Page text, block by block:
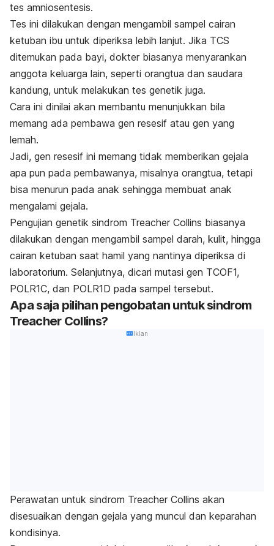
tes amniosentesis.
Tes ini dilakukan dengan mengambil sampel cairan
ketuban ibu untuk diperiksa lebih lanjut. Jika TCS
ditemukan pada bayi, dokter biasanya menyarankan
anggota keluarga lain, seperti orangtua dan saudara
kandung, untuk melakukan tes genetik juga.
Cara ini dinilai akan membantu menunjukkan bila
memang ada pembawa gen resesif atau gen yang
lemah.
Jadi, gen resesif ini memang tidak memberikan gejala
apa pun pada pembawanya, misalnya orangtua, tetapi
bisa menurun pada anak sehingga membuat anak
mengalami gejala.
Pengujian genetik sindrom Treacher Collins biasanya
dilakukan dengan mengambil sampel darah, kulit, hingga
cairan ketuban saat hamil yang nantinya diperiksa di
laboratorium. Selanjutnya, dicari mutasi gen TCOF1,
POLR1C, dan POLR1D pada sampel tersebut.
Apa saja pilihan pengobatan untuk sindrom
Treacher Collins?
Iklan
Perawatan untuk sindrom Treacher Collins akan
disesuaikan dengan gejala yang muncul dan keparahan
kondisinya.